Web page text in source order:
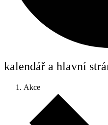
kalendář a hlavní
Akce